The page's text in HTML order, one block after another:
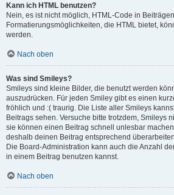
Kann ich HTML benutzen?
Nein, es ist nicht möglich, HTML-Code in
Formatierungsmöglichkeiten, die HTML bietet,
werden.
Nach oben
Was sind Smileys?
Smileys sind kleine Bilder, die benutzt werden
auszudrücken. Für jeden Smiley gibt es einen
fröhlich und :( traurig. Die Liste aller Smileys
Beitrags sehen. Versuche bitte trotzdem, Smileys
sie können einen Beitrag schnell unlesbar
deshalb deinen Beitrag entsprechend
Die Board-Administration kann auch die Anzahl
in einem Beitrag benutzen kannst.
Nach oben